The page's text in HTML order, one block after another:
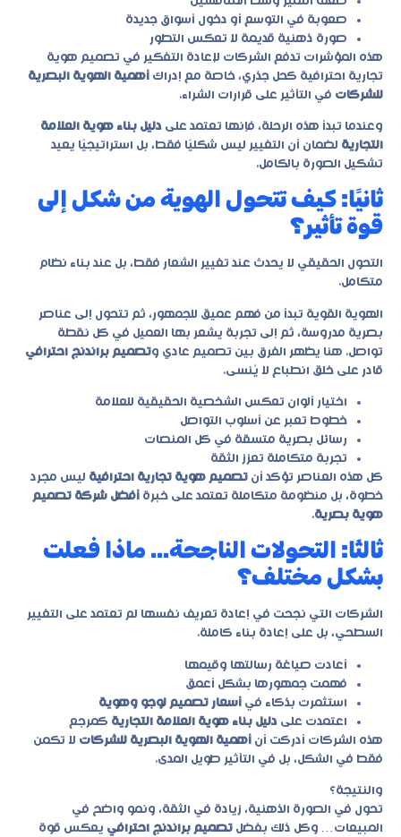
صعوبة في التوسع أو دخول أسواق جديدة
صورة ذهنية قديمة لا تعكس التطور
هذه المؤشرات تدفع الشركات لإعادة التفكير في تصميم هوية
تجارية احترافية كحل جذري، خاصة مع إدراك أهمية الهوية البصرية
للشركات في التأثير على قرارات الشراء.
وعندما تبدأ هذه الرحلة، فإنها تعتمد على دليل بناء هوية العلامة
التجارية لضمان أن التغيير ليس شكليًا فقط، بل استراتيجيًا يعيد
تشكيل الصورة بالكامل.
ثانيًا: كيف تتحول الهوية من شكل إلى
قوة تأثير؟
التحول الحقيقي لا يحدث عند تغيير الشعار فقط، بل عند بناء نظام
متكامل.
الهوية القوية تبدأ من فهم عميق للجمهور، ثم تتحول إلى عناصر
بصرية مدروسة، ثم إلى تجربة يشعر بها العميل في كل نقطة
تواصل. هنا يظهر الفرق بين تصميم عادي وتصميم براندنج احترافي
قادر على خلق انطباع لا يُنسى.
اختيار ألوان تعكس الشخصية الحقيقية للعلامة
خطوط تعبر عن أسلوب التواصل
رسائل بصرية متسقة في كل المنصات
تجربة متكاملة تعزز الثقة
كل هذه العناصر تؤكد أن تصميم هوية تجارية احترافية ليس مجرد
خطوة، بل منظومة متكاملة تعتمد على خبرة أفضل شركة تصميم
هوية بصرية.
ثالثًا: التحولات الناجحة… ماذا فعلت
بشكل مختلف؟
الشركات التي نجحت في إعادة تعريف نفسها لم تعتمد على التغيير
السطحي، بل على إعادة بناء كاملة.
أعادت صياغة رسالتها وقيمها
فهمت جمهورها بشكل أعمق
استثمرت بذكاء في أسعار تصميم لوجو وهوية
اعتمدت على دليل بناء هوية العلامة التجارية كمرجع
هذه الشركات أدركت أن أهمية الهوية البصرية للشركات لا تكمن
فقط في الشكل، بل في التأثير طويل المدى.
والنتيجة؟
تحول في الصورة الذهنية، زيادة في الثقة، ونمو واضح في
المبيعات… وكل ذلك بفضل تصميم براندنج احترافي يعكس قوة